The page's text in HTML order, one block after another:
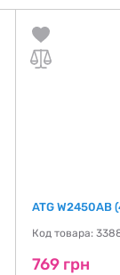
ATG
Код товара:
769 грн